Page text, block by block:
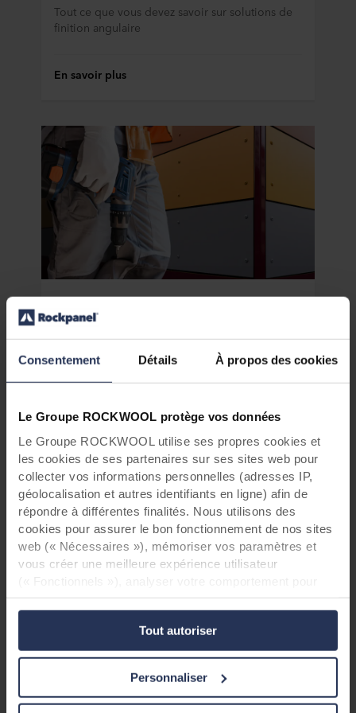
Consentement Détails À propos des cookies
Le Groupe ROCKWOOL protège vos données
Le Groupe ROCKWOOL utilise ses propres cookies et
les cookies de ses partenaires sur ses sites web pour
collecter vos informations personnelles (adresses IP,
géolocalisation et autres identifiants en ligne) afin de
répondre à différentes finalités. Nous utilisons des
cookies pour assurer le bon fonctionnement de nos sites
web (« Nécessaires »), mémoriser vos paramètres et
vous créer une meilleure expérience utilisateur
optimiser les sites web (« Statistiques ») et cibler notre
contenu et nos publicités sur les réseaux sociaux et les
sites web externes en fonction de votre comportement
sur nos sites web (« Marketing »). Les informations sur
à nos partenaires de réseaux sociaux, de publicité et
d’analyse. Nos partenaires commerciaux peuvent
Tout autoriser
Personnaliser
Tout ce que vous devez savoir sur solutions de
finition angulaire
En savoir plus
Construire. Facilement.
Aucun équipement particulier n’est nécessaire
pour travailler avec Rockpanel. Vous n’aurez
conventionnels pour couper les matériaux à la
fixation facilitent l’installation des panneaux.
En savoir plus